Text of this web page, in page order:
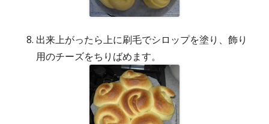
出来上がったら上に刷毛でシロップを塗り、飾り
用のチーズをちりばめます。